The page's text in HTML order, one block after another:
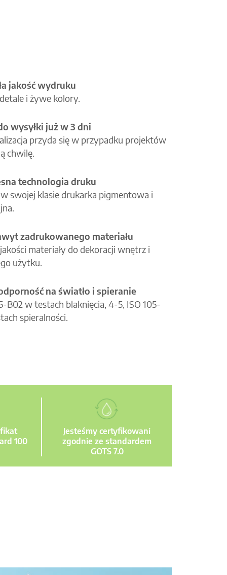
jakość wydruku
i żywe kolory.
wysyłki już w 3 dni
przyda się w przypadku projektów
chwilę.
technologia druku
swojej klasie drukarka pigmentowa i
zadrukowanego materiału
materiały do dekoracji wnętrz i
użytku.
na światło i spieranie
B02 w testach blaknięcia, 4-5, ISO 105-
spieralności.
100
Jesteśmy certyfikowani
zgodnie ze standardem
GOTS 7.0